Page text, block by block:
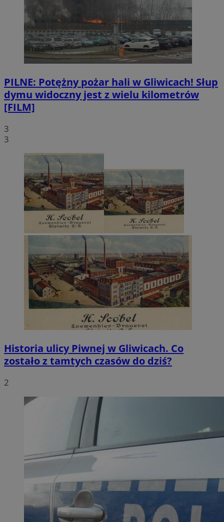
PILNE: Potężny pożar hali w Gliwicach! Słup
dymu widoczny jest z wielu kilometrów
[FILM]
3
3
Historia ulicy Piwnej w Gliwicach. Co
zostało z tamtych czasów do dziś?
2